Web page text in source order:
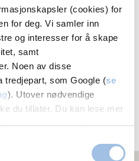
(cookies) for
for deg. Vi samler inn
og interesser for å skape
samt
Noen av disse
tredjepart, som Google (se
). Utover nødvendige
du tillater. Du kan lese mer